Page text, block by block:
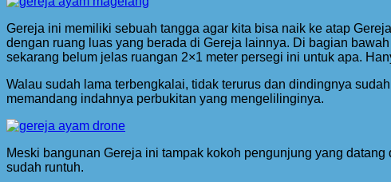
Gereja ini memiliki sebuah tangga agar kita bisa naik ke atap
dengan ruang luas yang berada di Gereja lainnya. Di bagian
sekarang belum jelas ruangan 2×1 meter persegi ini untuk apa.
Walau sudah lama terbengkalai, tidak terurus dan dindingnya
memandang indahnya perbukitan yang mengelilinginya.
Meski bangunan Gereja ini tampak kokoh pengunjung yang
sudah runtuh.